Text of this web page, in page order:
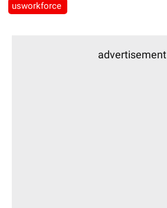
usworkforce
advertisement